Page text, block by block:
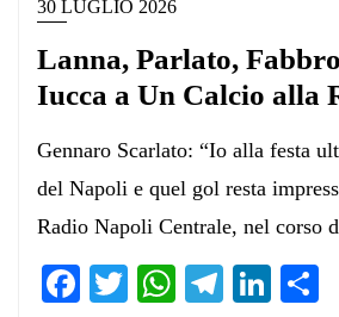
30 LUGLIO 2026
Lanna, Parlato,
Iucca a Un Calcio alla
Gennaro Scarlato: “Io alla festa
del Napoli e quel gol resta
Radio Napoli Centrale, nel
Facebook
TwitterWhatsApp